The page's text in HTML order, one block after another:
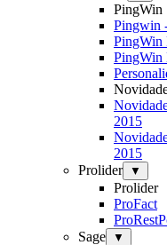
PingWin
Pingwin
PingWin
PingWin
2015
2015
Prolider
▼
Prolider
ProFact
Sage
▼